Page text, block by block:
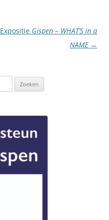
Expositie Gispen – WHAT’S in a
NAME →